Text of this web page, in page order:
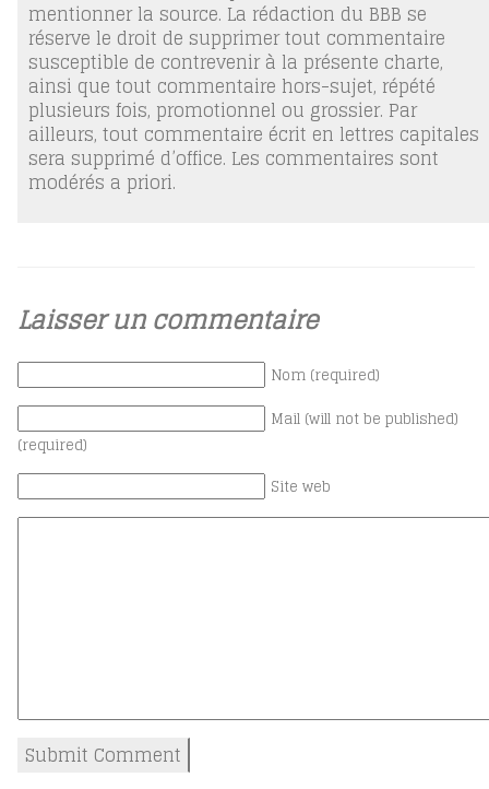
mentionner la source. La rédaction du BBB se
réserve le droit de supprimer tout commentaire
susceptible de contrevenir à la présente charte,
ainsi que tout commentaire hors-sujet, répété
plusieurs fois, promotionnel ou grossier. Par
ailleurs, tout commentaire écrit en lettres capitales
sera supprimé d’office. Les commentaires sont
modérés a priori.
Laisser un commentaire
Nom (required)
Mail (will not be published)
(required)
Site web